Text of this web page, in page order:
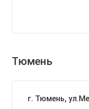
Тюмень
г. Тюмень,